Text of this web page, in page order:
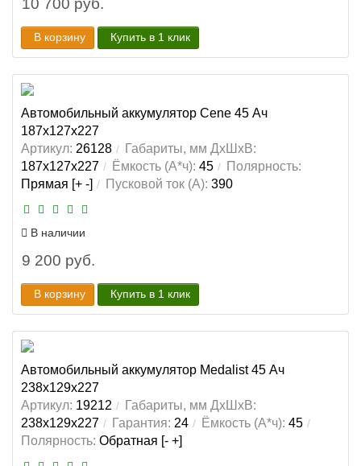
10 700 руб.
В корзину Купить в 1 клик
Автомобильный аккумулятор Cene 45 Ач
187x127x227
Артикул: 26128
Габариты, мм ДхШхВ:
187x127x227
Ёмкость (А*ч): 45
Полярность:
Прямая [+ -]
Пусковой ток (А): 390
В наличии
9 200 руб.
В корзину Купить в 1 клик
Автомобильный аккумулятор Medalist 45 Ач
238x129x227
Артикул: 19212
Габариты, мм ДхШхВ:
238x129x227
Гарантия: 24 Ёмкость (А*ч): 45
Полярность: Обратная [- +]